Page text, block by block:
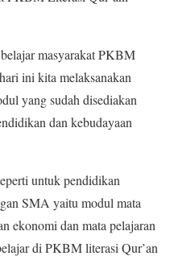
masyarakat PKBM
ini kita melaksanakan
yang sudah disediakan
dan kebudayaan
untuk pendidikan
SMA yaitu modul mata
ekonomi dan mata pelajaran
di PKBM literasi Qur’an